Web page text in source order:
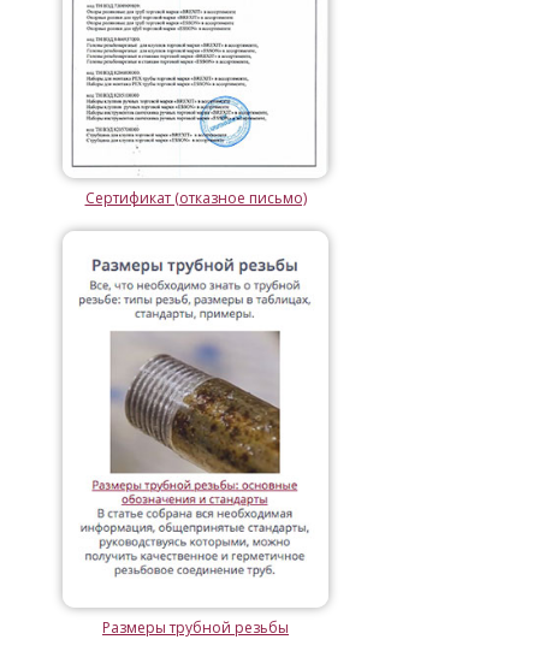
Сертификат (отказное письмо)
Размеры трубной резьбы